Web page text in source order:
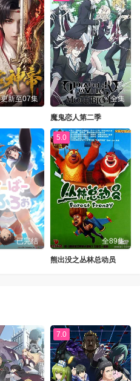
更新至07集 全集
魔鬼恋人第二季
已完结
5.0
全89集
熊出没之丛林总动员
7.0